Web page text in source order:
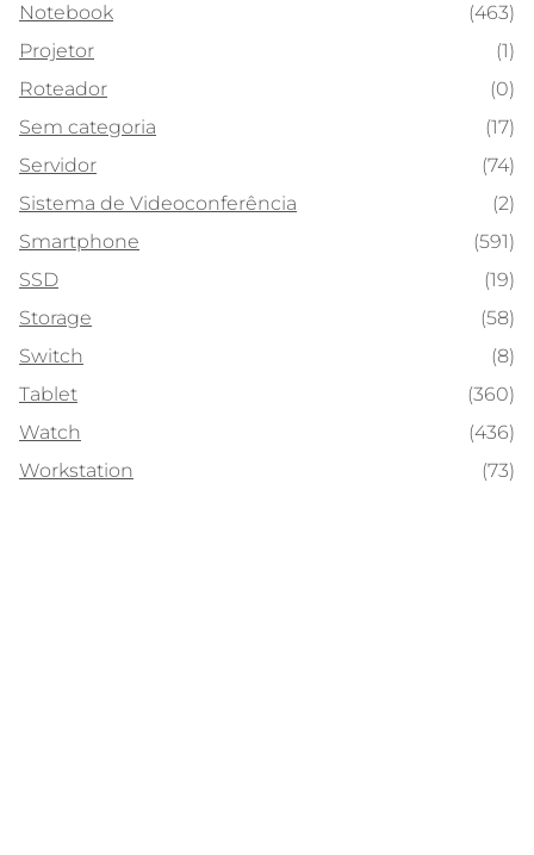
Notebook
(463)
Projetor
(1)
Roteador
(0)
Sem categoria
(17)
Servidor
(74)
Sistema de Videoconferência
(2)
Smartphone
(591)
SSD
(19)
Storage
(58)
Switch
(8)
Tablet
(360)
Watch
(436)
Workstation
(73)